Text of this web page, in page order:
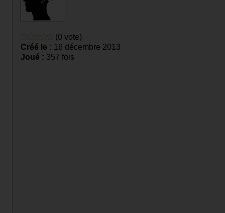
(0 vote)
Créé le : 16 décembre 2013
Joué : 357 fois